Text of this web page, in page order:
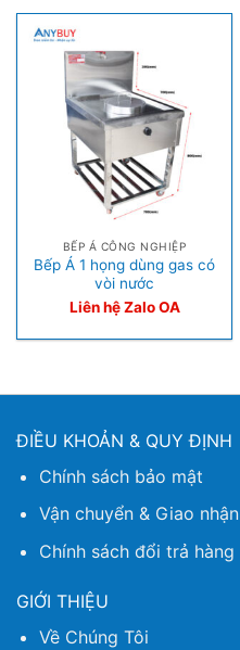
BẾP Á CÔNG NGHIỆP
Bếp Á 1 họng dùng gas có
vòi nước
Liên hệ Zalo OA
ĐIỀU KHOẢN & QUY ĐỊNH
Chính sách bảo mật
Vận chuyển & Giao nhận
Chính sách đổi trả hàng
GIỚI THIỆU
Về Chúng Tôi